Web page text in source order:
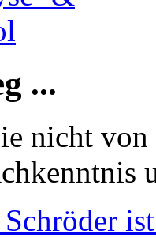
...
nicht